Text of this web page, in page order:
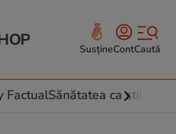
SusțineContCaută
FactualSănătatea ca stil de